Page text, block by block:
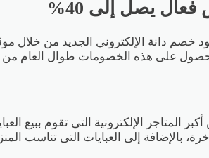
يصل إلى 40%
خصم دانة الإلكتروني الجديد من خلال
على هذه الخصومات طوال العام من
أكبر المتاجر الإلكترونية التى تقوم
بالإضافة إلى العبايات التى تناسب